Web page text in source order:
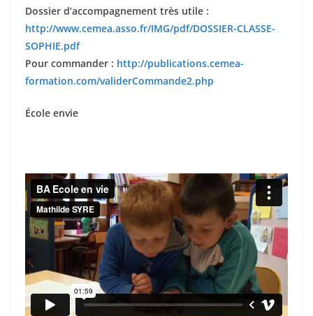
Dossier d’accompagnement très utile :
http://www.cemea.asso.fr/IMG/pdf/DOSSIER-CLASSE-
SOPHIE.pdf
Pour commander : http://publications.cemea-
formation.com/validerCommande2.php
École envie